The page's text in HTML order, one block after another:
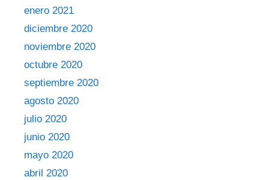
enero 2021
diciembre 2020
noviembre 2020
octubre 2020
septiembre 2020
agosto 2020
julio 2020
junio 2020
mayo 2020
abril 2020